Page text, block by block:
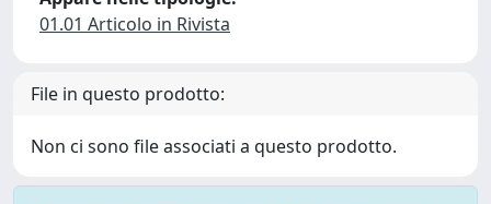
01.01 Articolo in Rivista
File in questo prodotto:
Non ci sono file associati a questo prodotto.